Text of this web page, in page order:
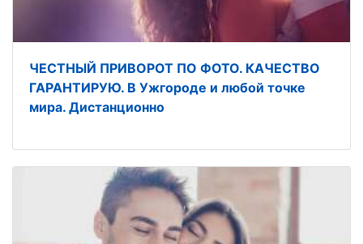
ЧЕСТНЫЙ ПРИВОРОТ ПО ФОТО. КАЧЕСТВО
ГАРАНТИРУЮ. В Ужгороде и любой точке
мира. Дистанционно